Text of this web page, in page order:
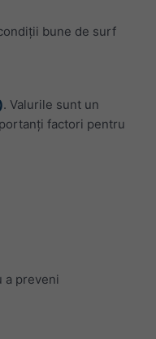
bune de surf
). Valurile sunt un
factori pentru
a preveni